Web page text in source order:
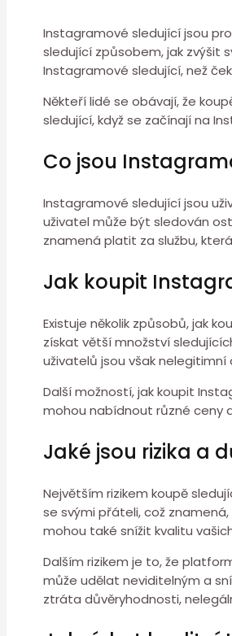
Instagramové sledující jsou
sledující způsobem, jak zvýšit
Instagramové sledující, než
Někteří lidé se obávají, že
sledující, když se začínají na
Co jsou
Instagramové sledující jsou
uživatel může být sledován
znamená platit za službu,
Jak koupit
Existuje několik způsobů, jak
získat větší množství
uživatelů jsou však
Další možností, jak koupit
mohou nabídnout různé ceny
Jaké jsou rizika a
Největším rizikem koupě
se svými přáteli, což
mohou také snížit kvalitu
Dalším rizikem je to, že
může udělat neviditelným a
ztráta důvěryhodnosti,